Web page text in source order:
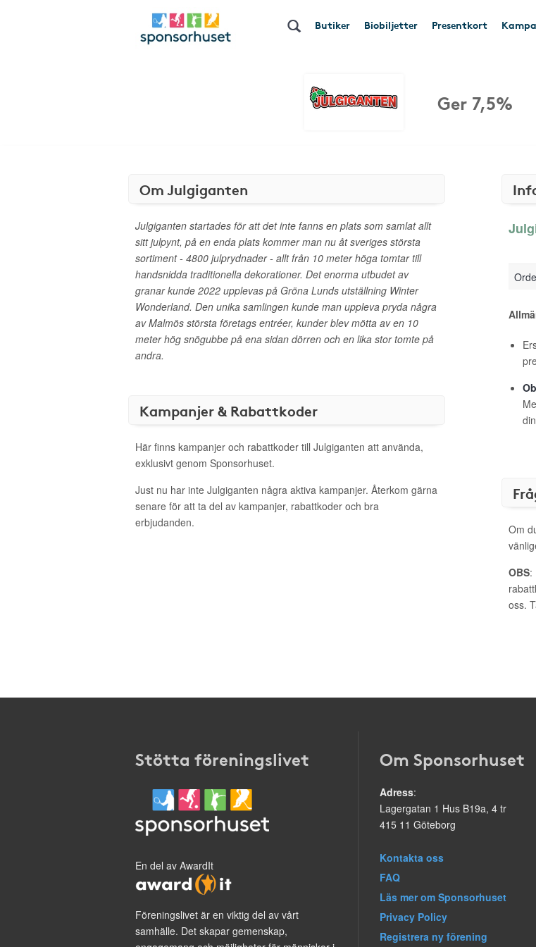
Butiker Biobiljetter Presentkort
Ger 7,5%
Om Julgiganten
Julgiganten startades för att det inte fanns en plats som samlat allt
sitt julpynt, på en enda plats kommer man nu åt sveriges största
sortiment - 4800 julprydnader - allt från 10 meter höga tomtar till
handsnidda traditionella dekorationer. Det enorma utbudet av
granar kunde 2022 upplevas på Gröna Lunds utställning Winter
Wonderland. Den unika samlingen kunde man uppleva pryda några
av Malmös största företags entréer, kunder blev mötta av en 10
meter hög snögubbe på ena sidan dörren och en lika stor tomte på
andra.
Kampanjer & Rabattkoder
Här finns kampanjer och rabattkoder till Julgiganten att använda,
exklusivt genom Sponsorhuset.
Just nu har inte Julgiganten några aktiva kampanjer. Återkom gärna
senare för att ta del av kampanjer, rabattkoder och bra
erbjudanden.
Om
OBS:
oss.
Stötta föreningslivet
En del av AwardIt
Föreningslivet är en viktig del av vårt
samhälle. Det skapar gemenskap,
Om Sponsorhuset
Adress:
Lagergatan 1 Hus B19a, 4 tr
415 11 Göteborg
Kontakta oss
FAQ
Läs mer om Sponsorhuset
Privacy Policy
Registrera ny förening